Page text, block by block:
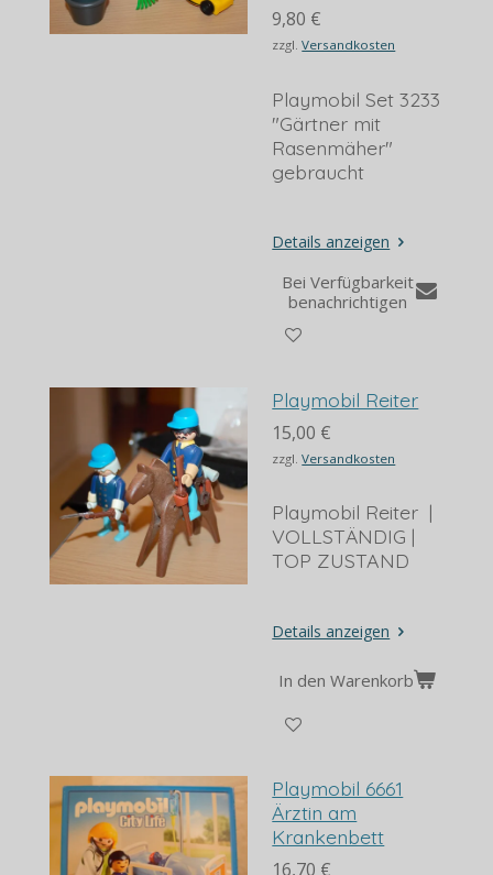
9,80 €
zzgl.Versandkosten
Playmobil Set 3233
"Gärtner mit
Rasenmäher"
gebraucht
Details anzeigen
Bei Verfügbarkeit
benachrichtigen
Playmobil Reiter
15,00 €
zzgl.Versandkosten
Playmobil Reiter |
VOLLSTÄNDIG |
TOP ZUSTAND
Details anzeigen
In den Warenkorb
Playmobil 6661
Ärztin am
Krankenbett
16,70 €